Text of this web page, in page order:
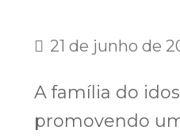
21 de junho de
A família do
promovendo